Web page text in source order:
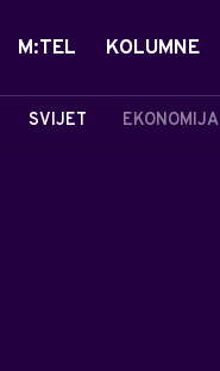
SVIJET EKONOMIJA
M:TEL KOLUMNE